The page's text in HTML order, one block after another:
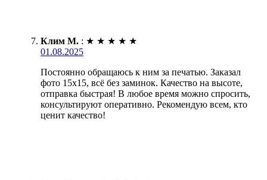
Клим М. : ★ ★ ★ ★ ★
01.08.2025
Постоянно обращаюсь к ним за печатью. Заказал
фото 15х15, всё без заминок. Качество на высоте,
отправка быстрая! В любое время можно спросить,
консультируют оперативно. Рекомендую всем, кто
ценит качество!